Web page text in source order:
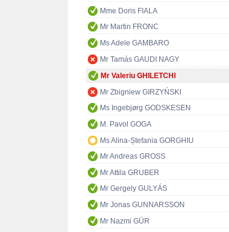
Mme Doris FIALA
Mr Martin FRONC
Ms Adele GAMBARO
Mr Tamás GAUDI NAGY
Mr Valeriu GHILETCHI
Mr Zbigniew GIRZYŃSKI
Ms Ingebjørg GODSKESEN
M. Pavol GOGA
Ms Alina-Ștefania GORGHIU
Mr Andreas GROSS
Mr Attila GRUBER
Mr Gergely GULYÁS
Mr Jonas GUNNARSSON
Mr Nazmi GÜR